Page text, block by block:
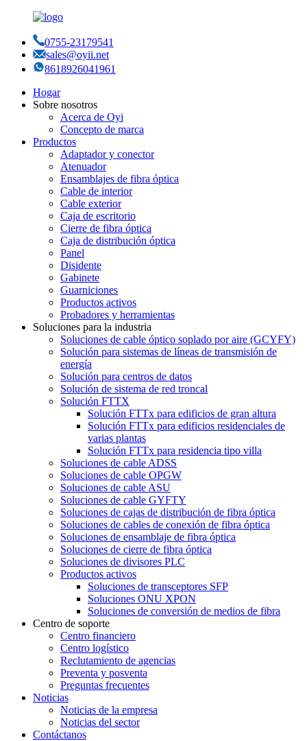
0755-23179541
sales@oyii.net
8618926041961
Hogar
Sobre nosotros
Acerca de Oyi
Concepto de marca
Productos
Adaptador y conector
Atenuador
Ensamblajes de fibra óptica
Cable de interior
Cable exterior
Caja de escritorio
Cierre de fibra óptica
Caja de distribución óptica
Panel
Disidente
Gabinete
Guarniciones
Productos activos
Probadores y herramientas
Soluciones para la industria
Soluciones de cable óptico soplado por aire (GCYFY)
Solución para sistemas de líneas de transmisión de
energía
Solución para centros de datos
Solución de sistema de red troncal
Solución FTTX
Solución FTTx para edificios de gran altura
Solución FTTx para edificios residenciales de
varias plantas
Solución FTTx para residencia tipo villa
Soluciones de cable ADSS
Soluciones de cable OPGW
Soluciones de cable ASU
Soluciones de cable GYFTY
Soluciones de cajas de distribución de fibra óptica
Soluciones de cables de conexión de fibra óptica
Soluciones de ensamblaje de fibra óptica
Soluciones de cierre de fibra óptica
Soluciones de divisores PLC
Productos activos
Soluciones de transceptores SFP
Soluciones ONU XPON
Soluciones de conversión de medios de fibra
Centro de soporte
Centro financiero
Centro logístico
Reclutamiento de agencias
Preventa y posventa
Preguntas frecuentes
Noticias
Noticias de la empresa
Noticias del sector
Contáctanos